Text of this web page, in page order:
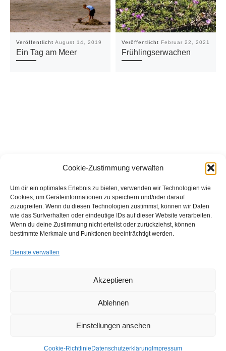
Cookie-Zustimmung verwalten
Um dir ein optimales Erlebnis zu bieten, verwenden wir Technologien wie
Cookies, um Geräteinformationen zu speichern und/oder darauf
zuzugreifen. Wenn du diesen Technologien zustimmst, können wir Daten
wie das Surfverhalten oder eindeutige IDs auf dieser Website verarbeiten.
Wenn du deine Zustimmung nicht erteilst oder zurückziehst, können
bestimmte Merkmale und Funktionen beeinträchtigt werden.
Dienste verwalten
Akzeptieren
Ablehnen
Einstellungen ansehen
Cookie-Richtlinie Datenschutzerklärung Impressum
Veröffentlicht August 14, 2019
Ein Tag am Meer
Veröffentlicht Februar 22, 2021
Frühlingserwachen
Beitragsnavigation
FFB e.V. • Benraderstr. 189 • 47804 Krefeld • Tel. 0 21 51 – 610
300 • Fax 0 21 51 – 610 330 •info@ffb-krefeld.de
Alle Rechte vorbehalten